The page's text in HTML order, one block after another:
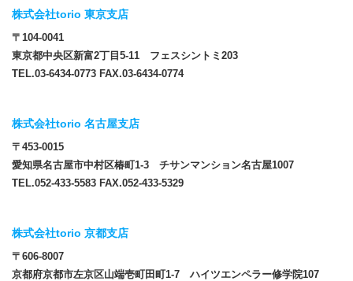
株式会社torio 東京支店
〒104-0041
東京都中央区新富2丁目5-11 フェスシントミ203
TEL.03-6434-0773 FAX.03-6434-0774
株式会社torio 名古屋支店
〒453-0015
愛知県名古屋市中村区椿町1-3 チサンマンション名古屋1007
TEL.052-433-5583 FAX.052-433-5329
株式会社torio 京都支店
〒606-8007
京都府京都市左京区山端壱町田町1-7 ハイツエンペラー修学院107